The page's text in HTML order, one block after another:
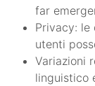
far
Privacy: le
utenti
Variazioni
linguistico